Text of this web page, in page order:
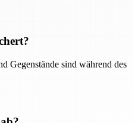
Gegenstände sind während des